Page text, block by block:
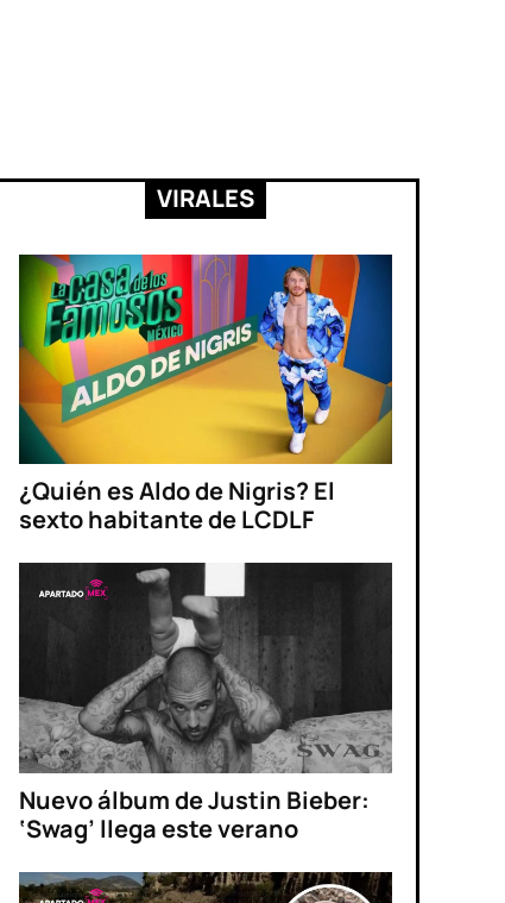
VIRALES
¿Quién es Aldo de Nigris? El
sexto habitante de LCDLF
Nuevo álbum de Justin Bieber:
‘Swag’ llega este verano